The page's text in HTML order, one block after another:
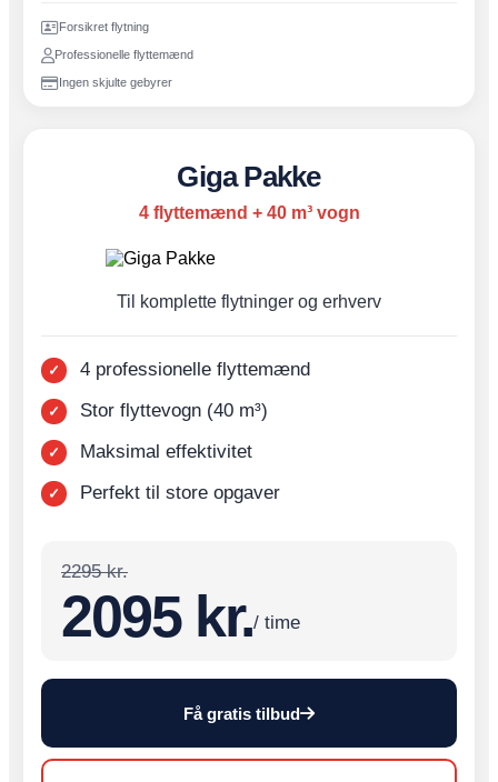
Forsikret flytning
Professionelle flyttemænd
Ingen skjulte gebyrer
Giga Pakke
4 flyttemænd + 40 m³ vogn
Til komplette flytninger og erhverv
4 professionelle flyttemænd
Stor flyttevogn (40 m³)
Maksimal effektivitet
Perfekt til store opgaver
2295 kr.
2095 kr./ time
Få gratis tilbud